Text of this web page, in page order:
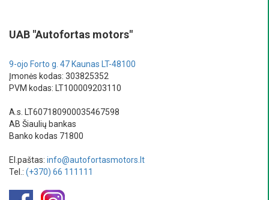
UAB "Autofortas motors"
9-ojo Forto g. 47 Kaunas LT-48100
Įmonės kodas: 303825352
PVM kodas: LT100009203110
A.s. LT607180900035467598
AB Šiaulių bankas
Banko kodas 71800
El.paštas: info@autofortasmotors.lt
Tel.: (+370) 66 111111